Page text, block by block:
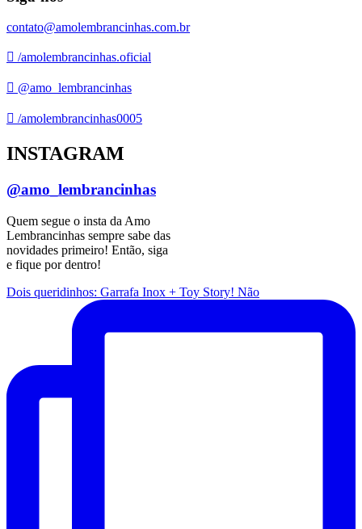
contato@amolembrancinhas.com.br
/amolembrancinhas.oficial
@amo_lembrancinhas
/amolembrancinhas0005
INSTAGRAM
@amo_lembrancinhas
Quem segue o insta da Amo
Lembrancinhas sempre sabe das
novidades primeiro! Então, siga
e fique por dentro!
Dois queridinhos: Garrafa Inox + Toy Story! Não